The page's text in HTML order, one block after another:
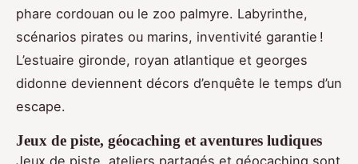
phare cordouan ou le zoo palmyre. Labyrinthe,
scénarios pirates ou marins, inventivité garantie !
L’estuaire gironde, royan atlantique et georges
didonne deviennent décors d’enquête le temps d’un
escape.
Jeux de piste, géocaching et aventures ludiques